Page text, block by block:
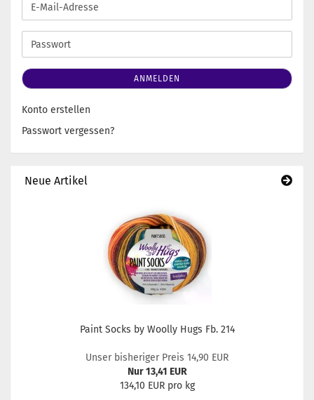
E-
Mail-
Adresse
Passwort
ANMELDEN
Konto erstellen
Passwort vergessen?
Neue Artikel
Paint Socks by Woolly Hugs Fb. 214
Unser bisheriger Preis 14,90 EUR
Nur 13,41 EUR
134,10 EUR pro kg